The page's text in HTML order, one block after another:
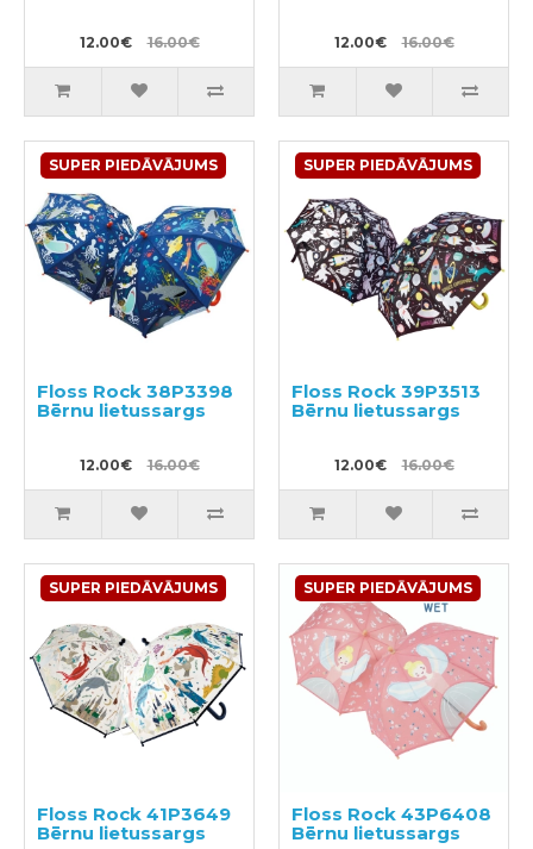
12.00€ 16.00€ 12.00€ 16.00€
SUPER PIEDĀVĀJUMS
Floss Rock 38P3398
Bērnu lietussargs
12.00€ 16.00€
SUPER PIEDĀVĀJUMS
Floss Rock 39P3513
Bērnu lietussargs
12.00€ 16.00€
SUPER PIEDĀVĀJUMS
Floss Rock 41P3649
Bērnu lietussargs
SUPER PIEDĀVĀJUMS
Floss Rock 43P6408
Bērnu lietussargs